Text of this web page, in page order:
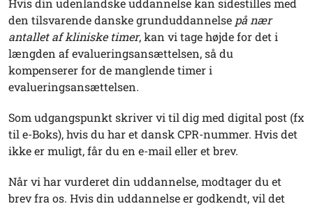
Hvis din udenlandske uddannelse kan sidestilles med
den tilsvarende danske grunduddannelse på nær
antallet af kliniske timer, kan vi tage højde for det i
længden af evalueringsansættelsen, så du
kompenserer for de manglende timer i
evalueringsansættelsen.
Som udgangspunkt skriver vi til dig med digital post (fx
til e-Boks), hvis du har et dansk CPR-nummer. Hvis det
ikke er muligt, får du en e-mail eller et brev.
Når vi har vurderet din uddannelse, modtager du et
brev fra os. Hvis din uddannelse er godkendt, vil det